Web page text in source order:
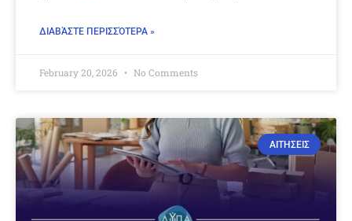
ΔΙΑΒΆΣΤΕ ΠΕΡΙΣΣΌΤΕΡΑ »
February 20, 2026 No Comments
ΑΙΤΗΣΕΙΣ